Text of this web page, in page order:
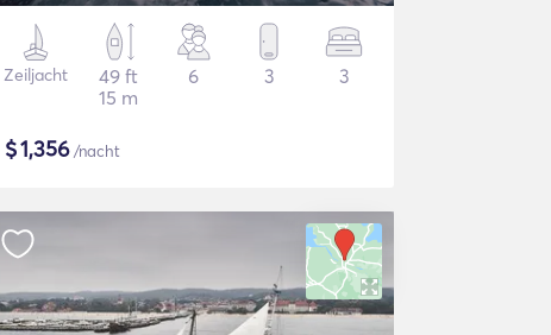
Zeiljacht
49 ft
15 m
6 3 3
$1,356/nacht